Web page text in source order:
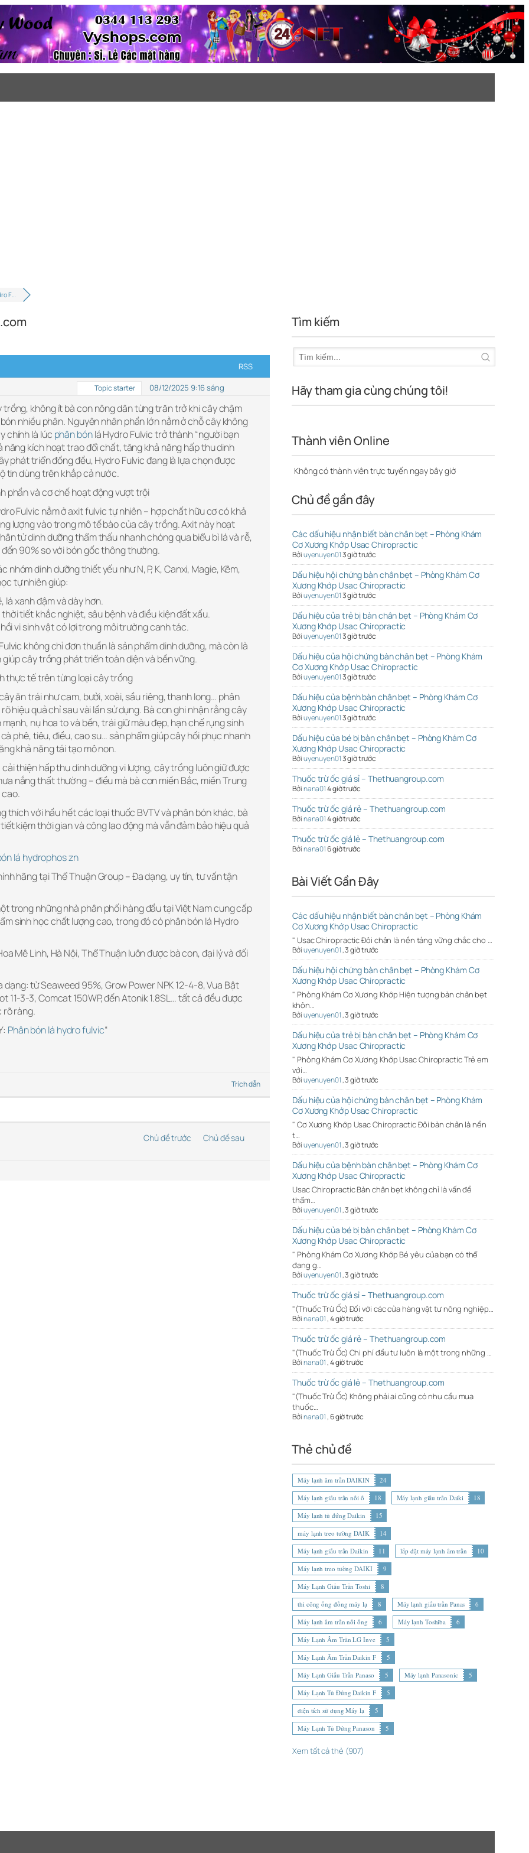
F…
RSS
Topic starter 08/12/2025 9:16 sáng
không ít bà con nông dân từng trăn trở khi cây chậm
nhiều phân. Nguyên nhân phần lớn nằm ở chỗ cây không
chính là lúc phân bónlá Hydro Fulvic trở thành “người bạn
năng kích hoạt trao đổi chất, tăng khả năng hấp thu dinh
phát triển đồng đều, Hydro Fulvic đang là lựa chọn được
tin dùng trên khắp cả nước.
phần và cơ chế hoạt động vượt trội
Fulvic nằm ở axit fulvic tự nhiên – hợp chất hữu cơ có khả
lượng vào trong mô tế bào của cây trồng. Axit này hoạt
tử dinh dưỡng thẩm thấu nhanh chóng qua biểu bì lá và rễ,
90% so với bón gốc thông thường.
nhóm dinh dưỡng thiết yếu như N, P, K, Canxi, Magie, Kẽm,
tự nhiên giúp:
lá xanh đậm và dày hơn.
tiết khắc nghiệt, sâu bệnh và điều kiện đất xấu.
vi sinh vật có lợi trong môi trường canh tác.
không chỉ đơn thuần là sản phẩm dinh dưỡng, mà còn là
cây trồng phát triển toàn diện và bền vững.
thực tế trên từng loại cây trồng
ăn trái như cam, bưởi, xoài, sầu riêng, thanh long… phân
hiệu quả chỉ sau vài lần sử dụng. Bà con ghi nhận rằng cây
nụ hoa to và bền, trái giữ màu đẹp, hạn chế rụng sinh
phê, tiêu, điều, cao su… sản phẩm giúp cây hồi phục nhanh
khả năng tái tạo mô non.
thiện hấp thu dinh dưỡng vi lượng, cây trồng luôn giữ được
nắng thất thường – điều mà bà con miền Bắc, miền Trung
thích với hầu hết các loại thuốc BVTV và phân bón khác, bà
kiệm thời gian và công lao động mà vẫn đảm bảo hiệu quả
lá hydrophos zn
hãng tại Thể Thuận Group – Đa dạng, uy tín, tư vấn tận
trong những nhà phân phối hàng đầu tại Việt Nam cung cấp
sinh học chất lượng cao, trong đó có phân bón lá Hydro
Mê Linh, Hà Nội, Thể Thuận luôn được bà con, đại lý và đối
từ Seaweed 95%, Grow Power NPK 12-4-8, Vua Bật
11-3-3, Comcat 150WP, đến Atonik 1.8SL… tất cả đều được
rõ ràng.
Phân bón lá hydro fulvic“
Trích dẫn
Chủ đề trước Chủ đề sau
Tìm kiếm
Hãy tham gia cùng chúng tôi!
Thành viên Online
Không có thành viên trực tuyến ngay bây giờ
Chủ đề gần đây
Các dấu hiệu nhận biết bàn chân bẹt – Phòng Khám
Cơ Xương Khớp Usac Chiropractic
Bởiuyenuyen013 giờ trước
Dấu hiệu hội chứng bàn chân bẹt – Phòng Khám Cơ
Xương Khớp Usac Chiropractic
Bởiuyenuyen013 giờ trước
Dấu hiệu của trẻ bị bàn chân bẹt – Phòng Khám Cơ
Xương Khớp Usac Chiropractic
Bởiuyenuyen013 giờ trước
Dấu hiệu của hội chứng bàn chân bẹt – Phòng Khám
Cơ Xương Khớp Usac Chiropractic
Bởiuyenuyen013 giờ trước
Dấu hiệu của bệnh bàn chân bẹt – Phòng Khám Cơ
Xương Khớp Usac Chiropractic
Bởiuyenuyen013 giờ trước
Dấu hiệu của bé bị bàn chân bẹt – Phòng Khám Cơ
Xương Khớp Usac Chiropractic
Bởiuyenuyen013 giờ trước
Thuốc trừ ốc giá sỉ – Thethuangroup.com
Bởinana014 giờ trước
Thuốc trừ ốc giá rẻ – Thethuangroup.com
Bởinana014 giờ trước
Thuốc trừ ốc giá lẻ – Thethuangroup.com
Bởinana016 giờ trước
Bài Viết Gần Đây
Các dấu hiệu nhận biết bàn chân bẹt – Phòng Khám
Cơ Xương Khớp Usac Chiropractic
" Usac Chiropractic Đôi chân là nền tảng vững chắc cho …
Bởiuyenuyen01,3 giờ trước
Dấu hiệu hội chứng bàn chân bẹt – Phòng Khám Cơ
Xương Khớp Usac Chiropractic
" Phòng Khám Cơ Xương Khớp Hiện tượng bàn chân bẹt
khôn…
Bởiuyenuyen01,3 giờ trước
Dấu hiệu của trẻ bị bàn chân bẹt – Phòng Khám Cơ
Xương Khớp Usac Chiropractic
" Phòng Khám Cơ Xương Khớp Usac Chiropractic Trẻ em
với…
Bởiuyenuyen01,3 giờ trước
Dấu hiệu của hội chứng bàn chân bẹt – Phòng Khám
Cơ Xương Khớp Usac Chiropractic
" Cơ Xương Khớp Usac Chiropractic Đôi bàn chân là nền
t…
Bởiuyenuyen01,3 giờ trước
Dấu hiệu của bệnh bàn chân bẹt – Phòng Khám Cơ
Xương Khớp Usac Chiropractic
Usac Chiropractic Bàn chân bẹt không chỉ là vấn đề
thẩm…
Bởiuyenuyen01,3 giờ trước
Dấu hiệu của bé bị bàn chân bẹt – Phòng Khám Cơ
Xương Khớp Usac Chiropractic
" Phòng Khám Cơ Xương Khớp Bé yêu của bạn có thể
đang g…
Bởiuyenuyen01,3 giờ trước
Thuốc trừ ốc giá sỉ – Thethuangroup.com
"(Thuốc Trừ Ốc) Đối với các cửa hàng vật tư nông nghiệp…
Bởinana01,4 giờ trước
Thuốc trừ ốc giá rẻ – Thethuangroup.com
"(Thuốc Trừ Ốc) Chi phí đầu tư luôn là một trong những …
Bởinana01,4 giờ trước
Thuốc trừ ốc giá lẻ – Thethuangroup.com
"(Thuốc Trừ Ốc) Không phải ai cũng có nhu cầu mua
thuốc…
Bởinana01,6 giờ trước
Thẻ chủ đề
Máy lạnh âm trần DAIKIN
24
Máy lạnh giấu trần nối ố
18 Máy lạnh giấu trần Daiki
18
Máy lạnh tủ đứng Daikin
15
máy lạnh treo tường DAIK
14
Máy lạnh giấu trần Daikin
11 lắp đặt máy lạnh âm trần
10
Máy lạnh treo tường DAIKI
9
Máy Lạnh Giấu Trần Toshi
8
thi công ống đồng máy lạ
8 Máy lạnh giấu trần Panas
6
Máy lạnh âm trần nối ống
6 Máy lạnh Toshiba
6
Máy Lạnh Âm Trần LG Inve
5
Máy Lạnh Âm Trần Daikin F
5
Máy Lạnh Giấu Trần Panaso
5 Máy lạnh Panasonic
5
Máy Lạnh Tủ Đứng Daikin F
5
diện tích sử dụng Máy lạ
5
Máy Lạnh Tủ Đứng Panason
5
Xem tất cả thẻ (907)